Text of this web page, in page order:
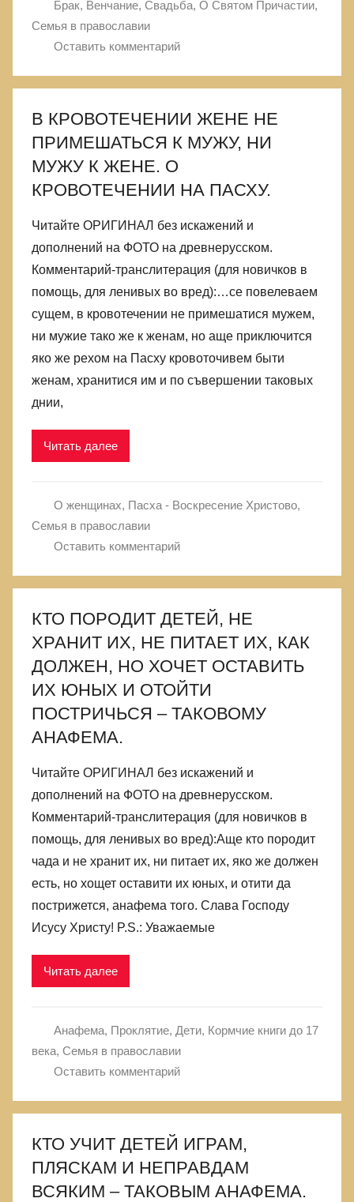
Брак, Венчание, Свадьба, О Святом Причастии,
Семья в православии
Оставить комментарий
В КРОВОТЕЧЕНИИ ЖЕНЕ НЕ
ПРИМЕШАТЬСЯ К МУЖУ, НИ
МУЖУ К ЖЕНЕ. О
КРОВОТЕЧЕНИИ НА ПАСХУ.
Читайте ОРИГИНАЛ без искажений и
дополнений на ФОТО на древнерусском.
Комментарий-транслитерация (для новичков в
помощь, для ленивых во вред):…се повелеваем
сущем, в кровотечении не примешатися мужем,
ни мужие тако же к женам, но аще приключится
яко же рехом на Пасху кровоточивем быти
женам, хранитися им и по съвершении таковых
днии,
Читать далее
О женщинах, Пасха - Воскресение Христово,
Семья в православии
Оставить комментарий
КТО ПОРОДИТ ДЕТЕЙ, НЕ
ХРАНИТ ИХ, НЕ ПИТАЕТ ИХ, КАК
ДОЛЖЕН, НО ХОЧЕТ ОСТАВИТЬ
ИХ ЮНЫХ И ОТОЙТИ
ПОСТРИЧЬСЯ – ТАКОВОМУ
АНАФЕМА.
Читайте ОРИГИНАЛ без искажений и
дополнений на ФОТО на древнерусском.
Комментарий-транслитерация (для новичков в
помощь, для ленивых во вред):Аще кто породит
чада и не хранит их, ни питает их, яко же должен
есть, но хощет оставити их юных, и отити да
пострижется, анафема того. Слава Господу
Исусу Христу! P.S.: Уважаемые
Читать далее
Анафема, Проклятие, Дети, Кормчие книги до 17
века, Семья в православии
Оставить комментарий
КТО УЧИТ ДЕТЕЙ ИГРАМ,
ПЛЯСКАМ И НЕПРАВДАМ
ВСЯКИМ – ТАКОВЫМ АНАФЕМА.